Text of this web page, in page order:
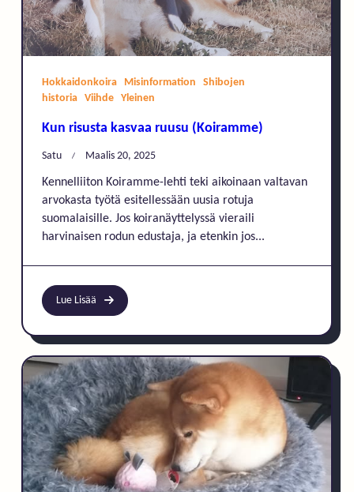
Hokkaidonkoira Misinformation
Shibojen
historia
Viihde Yleinen
Kun risusta kasvaa ruusu (Koiramme)
Satu Maalis 20, 2025
Kennelliiton Koiramme-lehti teki aikoinaan valtavan
arvokasta työtä esitellessään uusia rotuja
suomalaisille. Jos koiranäyttelyssä vieraili
harvinaisen rodun edustaja, ja etenkin jos...
Lue Lisää